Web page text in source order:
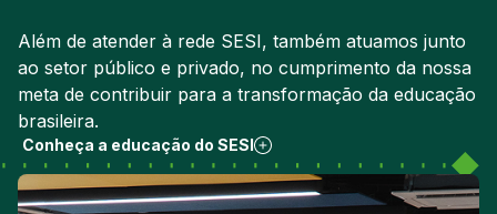
Além de atender à rede SESI, também atuamos junto
ao setor público e privado, no cumprimento da nossa
meta de contribuir para a transformação da educação
brasileira.
Conheça a educação do SESI